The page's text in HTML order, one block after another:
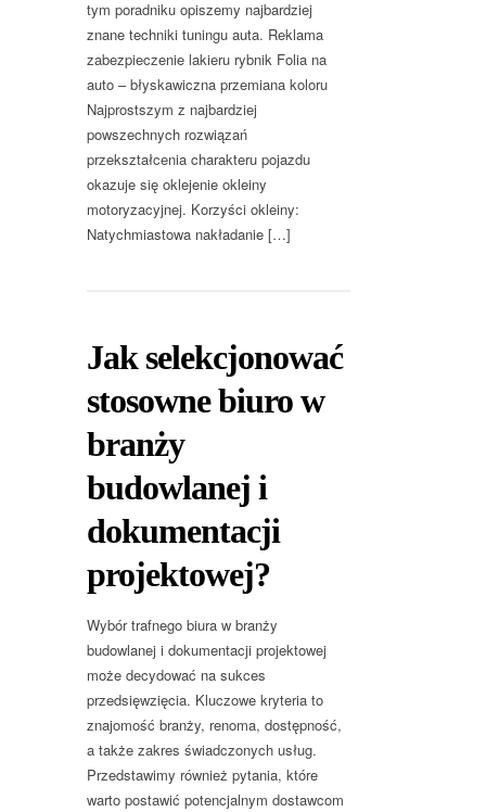
tym poradniku opiszemy najbardziej
znane techniki tuningu auta. Reklama
zabezpieczenie lakieru rybnik Folia na
auto – błyskawiczna przemiana koloru
Najprostszym z najbardziej
powszechnych rozwiązań
przekształcenia charakteru pojazdu
okazuje się oklejenie okleiny
motoryzacyjnej. Korzyści okleiny:
Natychmiastowa nakładanie […]
Jak selekcjonować
stosowne biuro w
branży
budowlanej i
dokumentacji
projektowej?
Wybór trafnego biura w branży
budowlanej i dokumentacji projektowej
może decydować na sukces
przedsięwzięcia. Kluczowe kryteria to
znajomość branży, renoma, dostępność,
a także zakres świadczonych usług.
Przedstawimy również pytania, które
warto postawić potencjalnym dostawcom